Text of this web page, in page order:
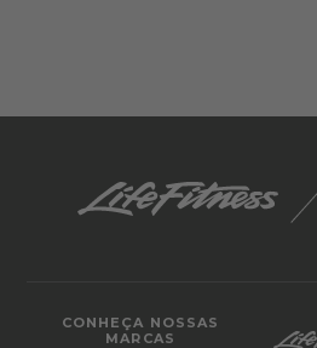
CONHEÇA NOSSAS
MARCAS